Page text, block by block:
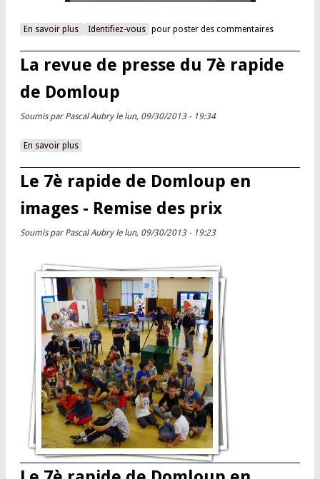
En savoir plus
à propos de Adrien DEMUTH vainqueur du 7è rapide de
Identifiez-vous pour poster des commentaires
La revue de presse du 7è rapide
de Domloup
Soumis par Pascal Aubryle lun, 09/30/2013 - 19:34
En savoir plusà propos de La revue de presse du 7è rapide de Domloup
Le 7è rapide de Domloup en
images - Remise des prix
Soumis par Pascal Aubryle lun, 09/30/2013 - 19:23